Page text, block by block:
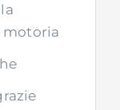
motoria